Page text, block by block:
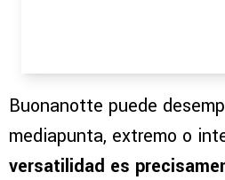
Buonanotte puede
mediapunta, extremo o
versatilidad es